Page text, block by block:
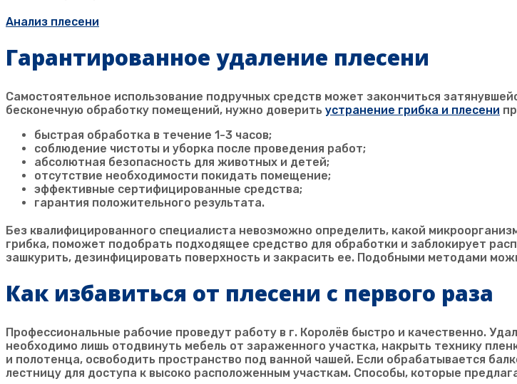
Анализ плесени
Гарантированное удаление плесени
Самостоятельное использование подручных средств может закончиться
бесконечную обработку помещений, нужно доверить устранение грибка и плесени
быстрая обработка в течение 1-3 часов;
соблюдение чистоты и уборка после проведения работ;
абсолютная безопасность для животных и детей;
отсутствие необходимости покидать помещение;
эффективные сертифицированные средства;
гарантия положительного результата.
Без квалифицированного специалиста невозможно определить, какой
грибка, поможет подобрать подходящее средство для обработки и заблокирует
зашкурить, дезинфицировать поверхность и закрасить ее. Подобными методами
Как избавиться от плесени с первого раза
Профессиональные рабочие проведут работу в г. Королёв быстро и качественно.
необходимо лишь отодвинуть мебель от зараженного участка, накрыть технику
и полотенца, освободить пространство под ванной чашей. Если обрабатывается
лестницу для доступа к высоко расположенным участкам. Способы, которые